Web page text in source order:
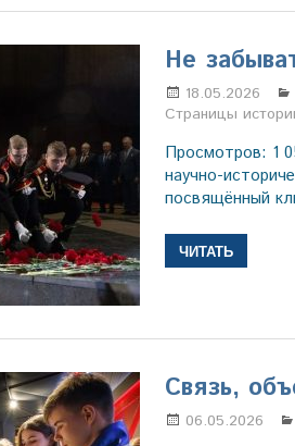
Не
18.05.2026
Страницы
Просмотров: 1
научно-
посвящённый
ЧИТАТЬ
Связь,
06.05.2026